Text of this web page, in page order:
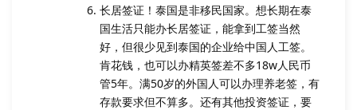
长居签证！泰国是非移民国家。想长期在泰
国生活只能办长居签证，能拿到工签当然
好，但很少见到泰国的企业给中国人工签。
肯花钱，也可以办精英签差不多18w人民币
管5年。满50岁的外国人可以办理养老签，有
存款要求但不算多。还有其他投资签证，要